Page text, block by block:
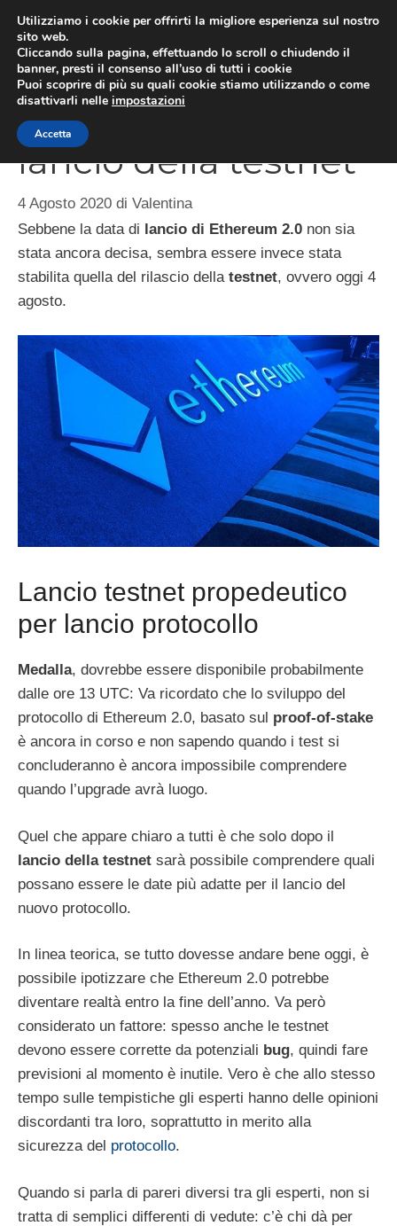
contenuto
Ethereum 2.0, oggi
lancio della testnet
4 Agosto 2020 di Valentina
Sebbene la data di lancio di Ethereum 2.0 non sia
stata ancora decisa, sembra essere invece stata
stabilita quella del rilascio della testnet, ovvero oggi 4
agosto.
Lancio testnet propedeutico
per lancio protocollo
Medalla, dovrebbe essere disponibile probabilmente
dalle ore 13 UTC: Va ricordato che lo sviluppo del
protocollo di Ethereum 2.0, basato sul proof-of-stake
è ancora in corso e non sapendo quando i test si
concluderanno è ancora impossibile comprendere
quando l’upgrade avrà luogo.
Quel che appare chiaro a tutti è che solo dopo il
lancio della testnet sarà possibile comprendere quali
possano essere le date più adatte per il lancio del
nuovo protocollo.
In linea teorica, se tutto dovesse andare bene oggi, è
possibile ipotizzare che Ethereum 2.0 potrebbe
diventare realtà entro la fine dell’anno. Va però
considerato un fattore: spesso anche le testnet
devono essere corrette da potenziali bug, quindi fare
previsioni al momento è inutile. Vero è che allo stesso
tempo sulle tempistiche gli esperti hanno delle opinioni
discordanti tra loro, soprattutto in merito alla
sicurezza del protocollo.
Quando si parla di pareri diversi tra gli esperti, non si
tratta di semplici differenti di vedute: c’è chi dà per
Utilizziamo i cookie per offrirti la migliore esperienza sul nostro
sito web.
Cliccando sulla pagina, effettuando lo scroll o chiudendo il
banner, presti il consenso all’uso di tutti i cookie
Puoi scoprire di più su quali cookie stiamo utilizzando o come
disattivarli nelle impostazioni
Accetta